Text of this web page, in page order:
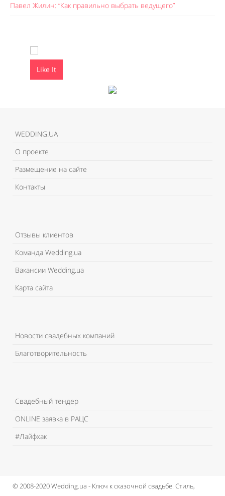
Павел Жилин: “Как правильно выбрать ведущего”
Like It
WEDDING.UA
О проекте
Размещение на сайте
Контакты
Отзывы клиентов
Команда Wedding.ua
Вакансии Wedding.ua
Карта сайта
Новости свадебных компаний
Благотворительность
Свадебный тендер
ONLINE заявка в РАЦС
#Лайфхак
© 2008-2020 Wedding.ua - Ключ к сказочной свадьбе. Стиль,